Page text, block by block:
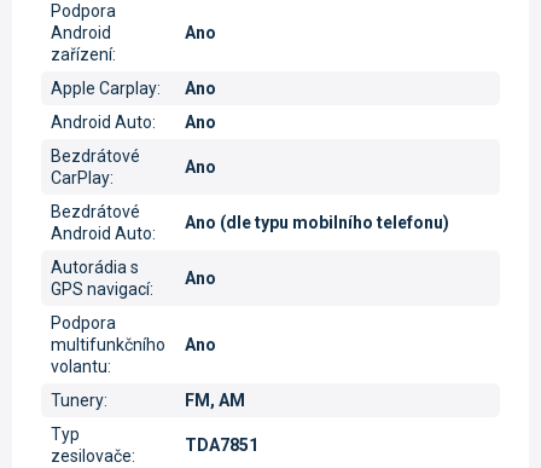
Podpora
Android
zařízení:
Ano
Apple Carplay:
Ano
Android Auto:
Ano
Bezdrátové
CarPlay:
Ano
Bezdrátové
Android Auto:
Ano (dle typu mobilního telefonu)
Autorádia s
GPS navigací:
Ano
Podpora
multifunkčního
volantu:
Ano
Tunery:
FM, AM
Typ
zesilovače:
TDA7851